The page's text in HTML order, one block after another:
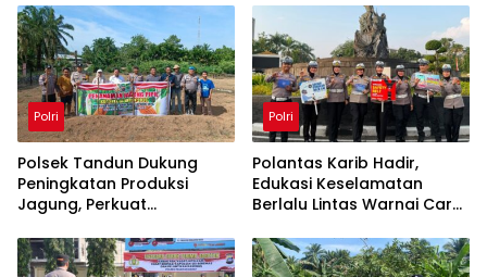
Hasil Maksimal
Polri
Polsek Tandun Dukung
Peningkatan Produksi
Jagung, Perkuat
Nasional Desa Tapung
Jaya
Polri
Polantas Karib Hadir,
Edukasi Keselamatan
Berlalu Lintas Warnai Car